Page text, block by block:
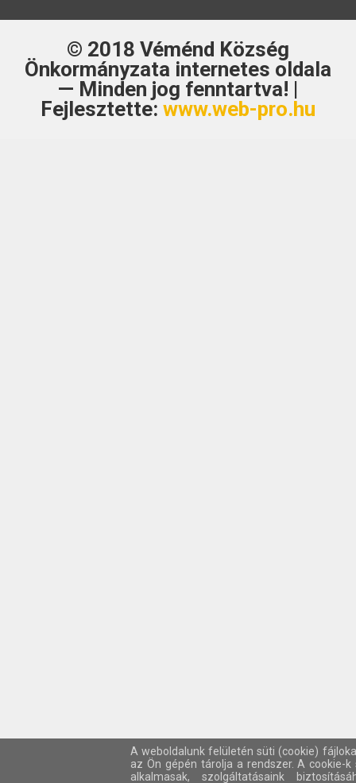
© 2018 Véménd Község
Önkormányzata internetes oldala
— Minden jog fenntartva! |
Fejlesztette: www.web-pro.hu
A weboldalunk felületén süti (cookie)
az Ön gépén tárolja a rendszer. A cookie-
alkalmasak, szolgáltatásaink